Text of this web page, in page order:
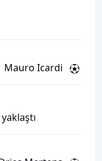
Mauro Icardi